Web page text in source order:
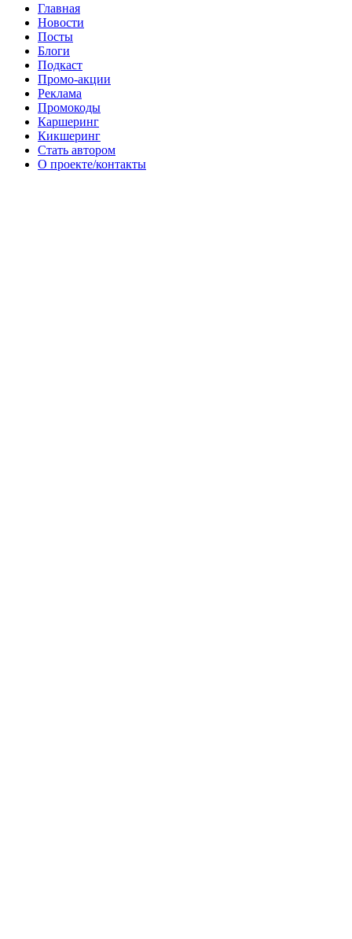
Главная
Новости
Посты
Блоги
Подкаст
Промо-акции
Реклама
Промокоды
Каршеринг
Кикшеринг
Стать автором
О проекте/контакты